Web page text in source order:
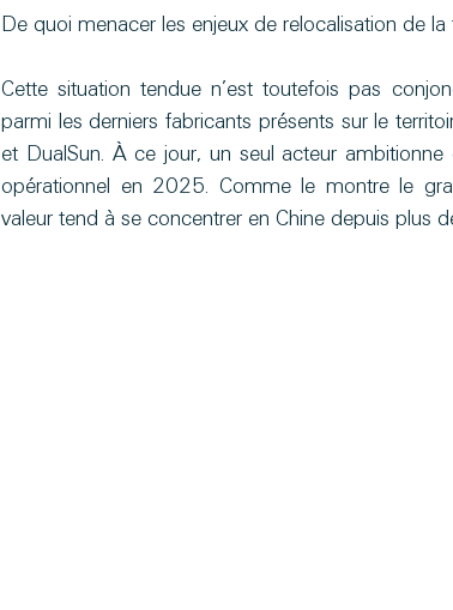
De quoi menacer les enjeux de relocalisation de
Cette situation tendue n’est toutefois pas
parmi les derniers fabricants présents sur le
et DualSun. À ce jour, un seul acteur
opérationnel en 2025. Comme le montre le
valeur tend à se concentrer en Chine depuis plus